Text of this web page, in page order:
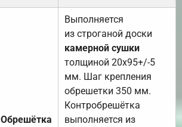
Обрешётка
Выполняется
из строганой доски
камерной сушки
толщиной 20х95+/-5
мм. Шаг крепления
обрешетки 350 мм.
Контробрешётка
выполняется из